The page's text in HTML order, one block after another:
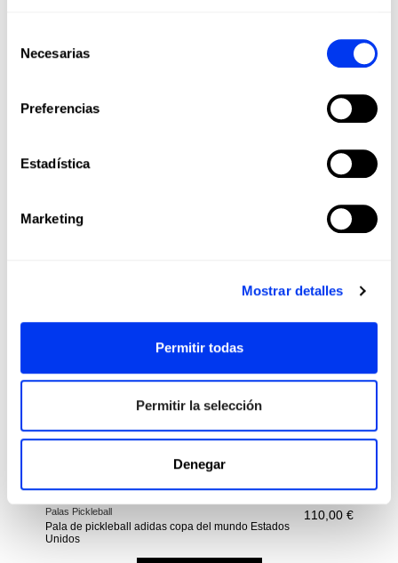
Necesarias
Preferencias
Estadística
Marketing
Mostrar detalles
Permitir todas
Permitir la selección
Denegar
productos relacionados
Palas Pickleball
Pala de pickleball adidas copa del mundo Estados
Unidos
110,00 €